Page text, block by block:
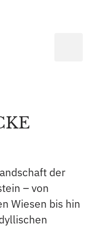
der
– von
Wiesen bis hin